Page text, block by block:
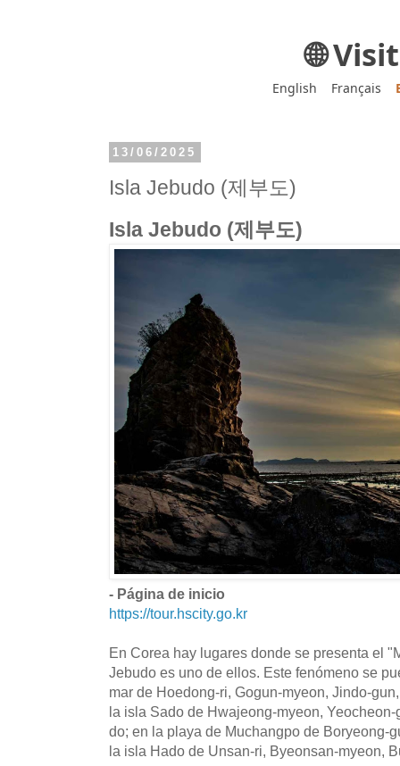
🌐
English Français
13/06/2025
Isla Jebudo (제부도)
Isla Jebudo (제부도)
- Página de inicio
https://tour.hscity.go.kr
En Corea hay lugares donde se presenta el
Jebudo es uno de ellos. Este fenómeno se
mar de Hoedong-ri, Gogun-myeon, Jindo-
la isla Sado de Hwajeong-myeon,
do; en la playa de Muchangpo de Boryeong-
la isla Hado de Unsan-ri, Byeonsan-myeon,